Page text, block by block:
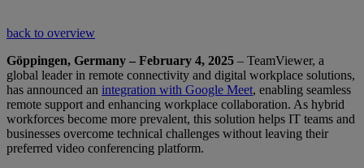
back to overview
Göppingen, Germany – February 4, 2025 – TeamViewer, a
global leader in remote connectivity and digital workplace solutions,
has announced an integration with Google Meet, enabling seamless
remote support and enhancing workplace collaboration. As hybrid
workforces become more prevalent, this solution helps IT teams and
businesses overcome technical challenges without leaving their
preferred video conferencing platform.